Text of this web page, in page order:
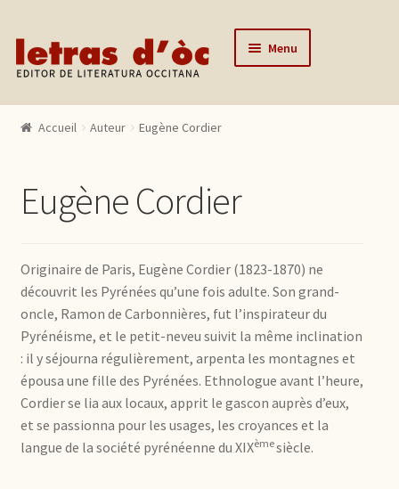
Aller à la navigation
Aller au contenu Menu
Catalogue
Actualités
Contact
Mon compte
Accueil Auteur Eugène Cordier
Eugène Cordier
Originaire de Paris, Eugène Cordier (1823-1870) ne
découvrit les Pyrénées qu’une fois adulte. Son grand-
oncle, Ramon de Carbonnières, fut l’inspirateur du
Pyrénéisme, et le petit-neveu suivit la même inclination
: il y séjourna régulièrement, arpenta les montagnes et
épousa une fille des Pyrénées. Ethnologue avant l’heure,
Cordier se lia aux locaux, apprit le gascon auprès d’eux,
et se passionna pour les usages, les croyances et la
langue de la société pyrénéenne du XIXèmesiècle.